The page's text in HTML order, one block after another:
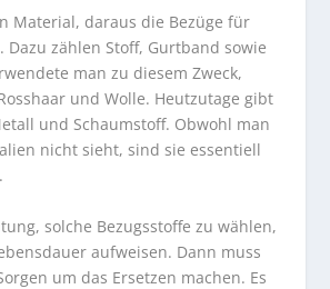
Material, daraus die Bezüge für
Dazu zählen Stoff, Gurtband sowie
man zu diesem Zweck,
und Wolle. Heutzutage gibt
und Schaumstoff. Obwohl man
nicht sieht, sind sie essentiell
solche Bezugsstoffe zu wählen,
aufweisen. Dann muss
um das Ersetzen machen. Es